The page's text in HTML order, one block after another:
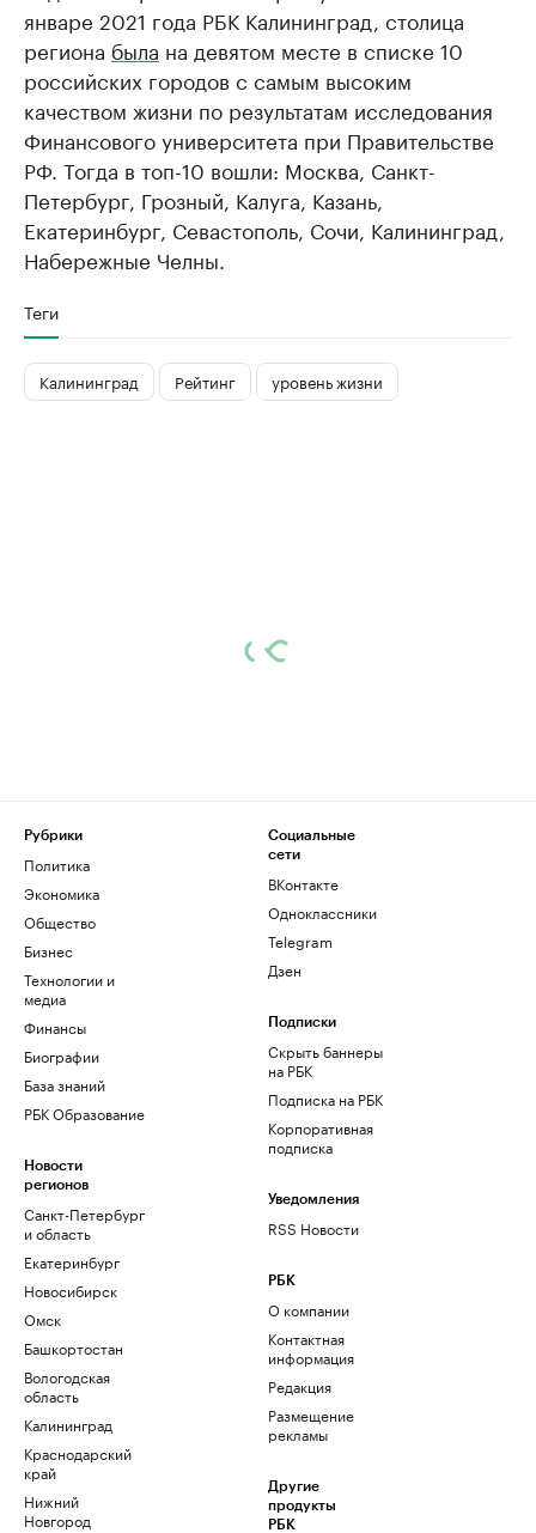
январе 2021 года РБК Калининград, столица
региона была на девятом месте в списке 10
российских городов с самым высоким
качеством жизни по результатам исследования
Финансового университета при Правительстве
РФ. Тогда в топ-10 вошли: Москва, Санкт-
Петербург, Грозный, Калуга, Казань,
Екатеринбург, Севастополь, Сочи, Калининград,
Набережные Челны.
Теги
Калининград Рейтинг уровень жизни
Рубрики
Политика
Экономика
Общество
Бизнес
Технологии и
медиа
Финансы
Биографии
База знаний
РБК Образование
Новости
регионов
Санкт-Петербург
и область
Екатеринбург
Новосибирск
Омск
Башкортостан
Вологодская
область
Калининград
Краснодарский
край
Нижний
Новгород
Социальные
сети
ВКонтакте
Одноклассники
Telegram
Дзен
Подписки
Скрыть баннеры
на РБК
Подписка на РБК
Корпоративная
подписка
Уведомления
RSS Новости
РБК
О компании
Контактная
информация
Редакция
Размещение
рекламы
Другие
продукты
РБК